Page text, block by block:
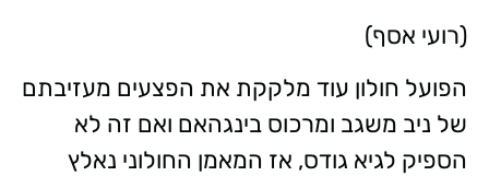
(רועי אסף)
הפועל חולון עוד מלקקת את הפצעים מעזיבתם
של ניב משגב ומרכוס בינגהאם ואם זה לא
הספיק לגיא גודס, אז המאמן החולוני נאלץ